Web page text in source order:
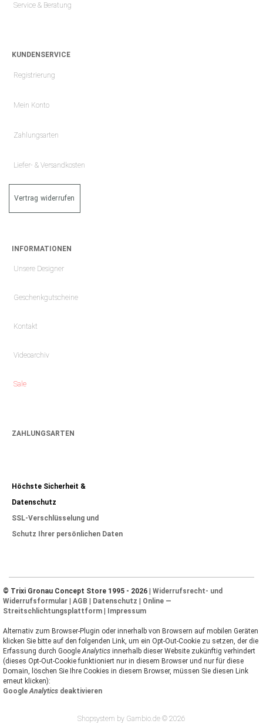
Service & Beratung
KUNDENSERVICE
Registrierung
Mein Konto
Zahlungsarten
Liefer- & Versandkosten
Vertrag widerrufen
INFORMATIONEN
Unsere Designer
Geschenkgutscheine
Kontakt
Videoarchiv
Sale
ZAHLUNGSARTEN
Höchste Sicherheit &
Datenschutz
SSL-Verschlüsselung und
Schutz Ihrer persönlichen Daten
© Trixi Gronau Concept Store 1995 - 2026 | Widerrufsrecht- und
Widerrufsformular | AGB | Datenschutz | Online —
Streitschlichtungsplattform | Impressum
Alternativ zum Browser-Plugin oder innerhalb von Browsern auf mobilen Geräten
klicken Sie bitte auf den folgenden Link, um ein Opt-Out-Cookie zu setzen, der die
Erfassung durch Google Analytics innerhalb dieser Website zukünftig verhindert
(dieses Opt-Out-Cookie funktioniert nur in diesem Browser und nur für diese
Domain, löschen Sie Ihre Cookies in diesem Browser, müssen Sie diesen Link
erneut klicken):
Google Analytics deaktivieren
Shopsystem by Gambio.de © 2026